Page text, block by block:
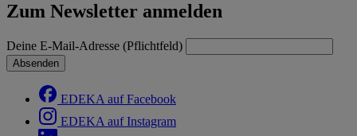
Zum Newsletter anmelden
Deine E-Mail-Adresse (Pflichtfeld)
Absenden
EDEKA auf Facebook
EDEKA auf Instagram